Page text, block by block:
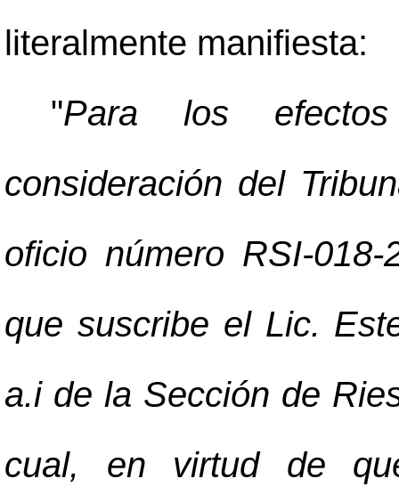
literalmente manifiesta:
"Para los
consideración del
oficio número RSI-
que suscribe el Lic.
a.i de la Sección de
cual, en virtud de